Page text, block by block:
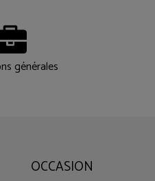
générales
OCCASION